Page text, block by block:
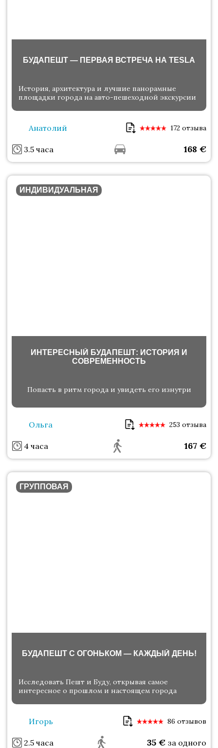
БУДАПЕШТ — ПЕРВАЯ ВСТРЕЧА НА TESLA
История, архитектура и лучшие панорамные
площадки города на авто-пешеходной экскурсии
Анатолий 172 отзыва
3.5 часа 168 €
ИНДИВИДУАЛЬНАЯ
ИНТЕРЕСНЫЙ БУДАПЕШТ: ИСТОРИЯ И
СОВРЕМЕННОСТЬ
Попасть в ритм города и увидеть его изнутри
Ольга 253 отзыва
4 часа 167 €
ГРУППОВАЯ
БУДАПЕШТ С ОГОНЬКОМ — КАЖДЫЙ ДЕНЬ!
Исследовать Пешт и Буду, открывая самое
интересное о прошлом и настоящем города
Игорь 86 отзывов
2.5 часа 35 € за одного